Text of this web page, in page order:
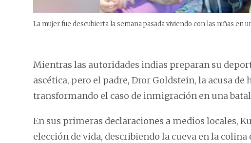
La mujer fue descubierta la semana pasada viviendo con las niñas en
Mientras las autoridades indias preparan su
ascética, pero el padre, Dror Goldstein, la acusa
transformando el caso de inmigración en una
En sus primeras declaraciones a medios locales,
elección de vida, describiendo la cueva en la